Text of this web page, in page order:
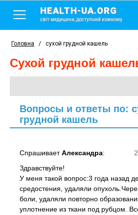
HEALTH-UA.ORG
світ медицини, доступний кожному
Головна / сухой грудной кашель
сухой грудной
Вопросы и ответы по:
грудной кашель
СпрашиваетАлександра:
Здравствуйте!
У меня такой вопрос:3 года назад
средостения, удаляли
боли, удаляли повторно
уплотнение из ткани под рубцом.